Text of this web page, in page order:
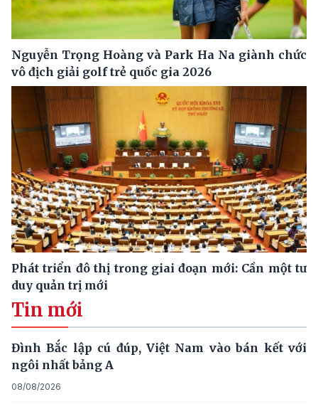
Nguyễn Trọng Hoàng và Park Ha Na giành chức
vô địch giải golf trẻ quốc gia 2026
Phát triển đô thị trong giai đoạn mới: Cần một tư
duy quản trị mới
Tin mới
Đình Bắc lập cú đúp, Việt Nam vào bán kết với
ngôi nhất bảng A
08/08/2026